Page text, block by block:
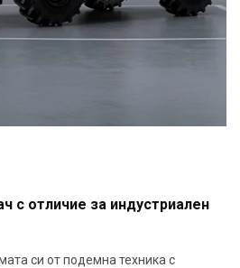
с отличие за индустриален
си от подемна техника с